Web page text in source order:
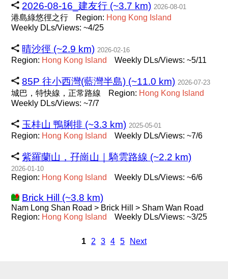
2026-08-16_建友行 (~3.7 km) 2026-08-01
港島綠悠徑之行 Region: Hong Kong Island
Weekly DLs/Views: ~4/25
晴沙徑 (~2.9 km) 2026-02-16
Region: Hong Kong Island Weekly DLs/Views: ~5/11
85P 往小西灣(藍灣半島) (~11.0 km) 2026-07-23
城巴，特快線，正常路線 Region: Hong Kong Island
Weekly DLs/Views: ~7/7
玉桂山 鴨脷排 (~3.3 km) 2025-05-01
Region: Hong Kong Island Weekly DLs/Views: ~7/6
紫羅蘭山，孖崗山｜騎雲路線 (~2.2 km)
2026-01-10
Region: Hong Kong Island Weekly DLs/Views: ~6/6
Brick Hill (~3.8 km)
Nam Long Shan Road > Brick Hill > Sham Wan Road
Region: Hong Kong Island Weekly DLs/Views: ~3/25
1 2 3 4 5 Next